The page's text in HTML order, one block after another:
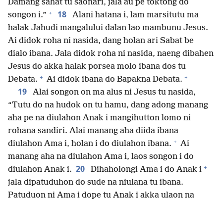
Damang sahat tu saonari, jala au pe toktong do
songon i.” + 18
Alani hatana i, lam marsitutu ma
halak Jahudi mangalului dalan lao mambunu Jesus.
Ai didok roha ni nasida, dang holan ari Sabat be
dialo ibana. Jala didok roha ni nasida, naeng dibahen
Jesus do akka halak porsea molo ibana dos tu
Debata. + Ai didok ibana do Bapakna Debata. +
19
Alai songon on ma alus ni Jesus tu nasida,
“Tutu do na hudok on tu hamu, dang adong manang
aha pe na diulahon Anak i mangihutton lomo ni
rohana sandiri. Alai manang aha diida ibana
diulahon Ama i, holan i do diulahon ibana. + Ai
manang aha na diulahon Ama i, laos songon i do
diulahon Anak i. 20 Dihaholongi Ama i do Anak i +
jala dipatuduhon do sude na niulana tu ibana.
Patuduon ni Ama i dope tu Anak i akka ulaon na